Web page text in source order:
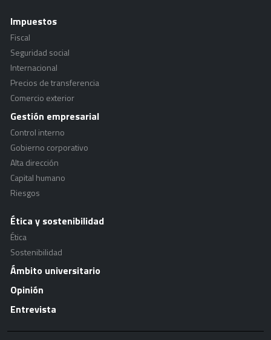
Impuestos
Fiscal
Seguridad social
Internacional
Precios de transferencia
Comercio exterior
Gestión empresarial
Control interno
Gobierno corporativo
Alta dirección
Capital humano
Riesgos
Ética y sostenibilidad
Ética
Sostenibilidad
Ámbito universitario
Opinión
Entrevista